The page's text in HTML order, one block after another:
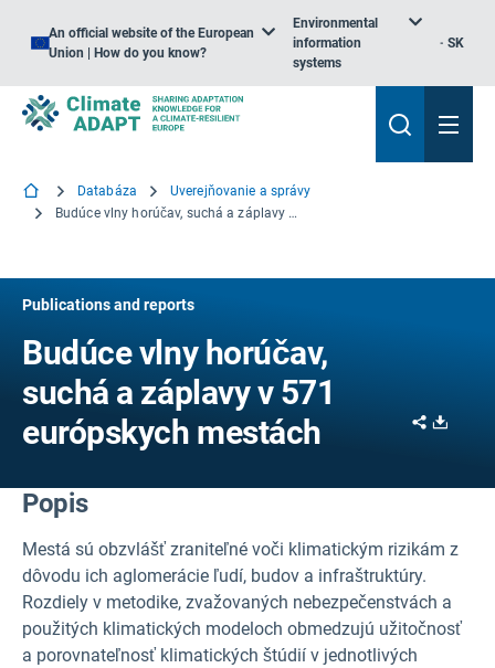
An official website of the European
Union | How do you know?
Environmental
information
systems
SK
Databáza
Uverejňovanie a správy
Budúce vlny horúčav, suchá a záplavy v 571 európskych mestách
Publications and reports
Budúce vlny horúčav,
suchá a záplavy v 571
európskych mestách
Share
Popis
Mestá sú obzvlášť zraniteľné voči klimatickým rizikám z
dôvodu ich aglomerácie ľudí, budov a infraštruktúry.
Rozdiely v metodike, zvažovaných nebezpečenstvách a
použitých klimatických modeloch obmedzujú užitočnosť
a porovnateľnosť klimatických štúdií v jednotlivých